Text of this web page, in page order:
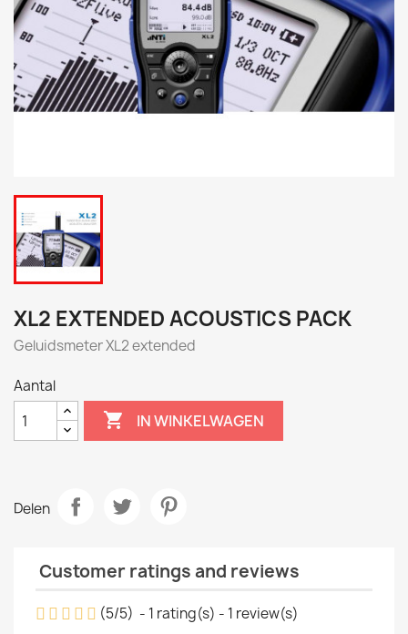
XL2 EXTENDED ACOUSTICS PACK
Geluidsmeter XL2 extended
Aantal
 IN WINKELWAGEN
Delen
Customer ratings and reviews
(5/5) - 1 rating(s) - 1 review(s)